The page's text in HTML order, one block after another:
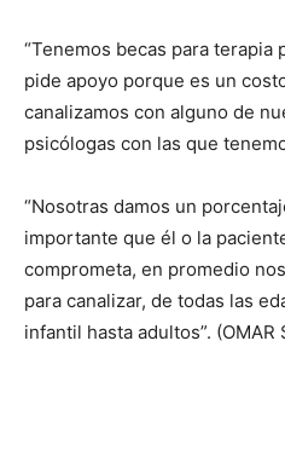
“Tenemos becas para terapia
pide apoyo porque es un
canalizamos con alguno de
psicólogas con las que
“Nosotras damos un
importante que él o la
comprometa, en promedio
para canalizar, de todas las
infantil hasta adultos”. (OMAR